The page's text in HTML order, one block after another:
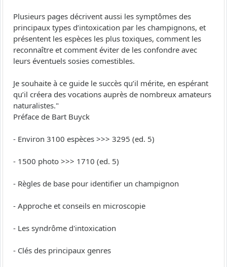
Plusieurs pages décrivent aussi les symptômes des
principaux types d’intoxication par les champignons, et
présentent les espèces les plus toxiques, comment les
reconnaître et comment éviter de les confondre avec
leurs éventuels sosies comestibles.
Je souhaite à ce guide le succès qu’il mérite, en espérant
qu’il créera des vocations auprès de nombreux amateurs
naturalistes."
Préface de Bart Buyck
- Environ 3100 espèces >>> 3295 (ed. 5)
- 1500 photo >>> 1710 (ed. 5)
- Règles de base pour identifier un champignon
- Approche et conseils en microscopie
- Les syndrôme d'intoxication
- Clés des principaux genres